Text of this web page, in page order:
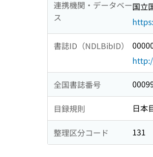
連携機関・データベー
ス
国立
書誌ID（NDLBibID）
全国書誌番号
目録規則 日本
整理区分コード 131